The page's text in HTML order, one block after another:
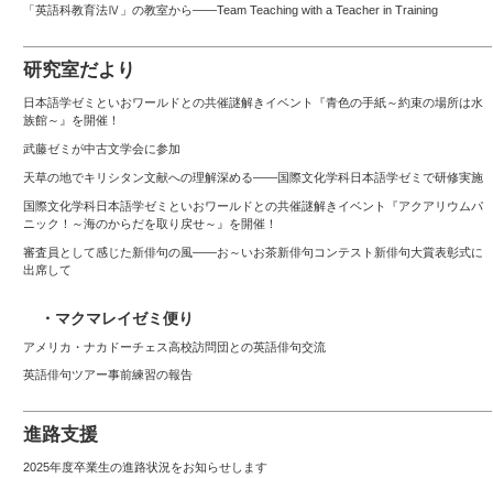
「英語科教育法Ⅳ」の教室から――Team Teaching with a Teacher in Training
研究室だより
日本語学ゼミといおワールドとの共催謎解きイベント『青色の手紙～約束の場所は水
族館～』を開催！
武藤ゼミが中古文学会に参加
天草の地でキリシタン文献への理解深める――国際文化学科日本語学ゼミで研修実施
国際文化学科日本語学ゼミといおワールドとの共催謎解きイベント『アクアリウムパ
ニック！～海のからだを取り戻せ～』を開催！
審査員として感じた新俳句の風――お～いお茶新俳句コンテスト新俳句大賞表彰式に
出席して
・マクマレイゼミ便り
アメリカ・ナカドーチェス高校訪問団との英語俳句交流
英語俳句ツアー事前練習の報告
進路支援
2025年度卒業生の進路状況をお知らせします